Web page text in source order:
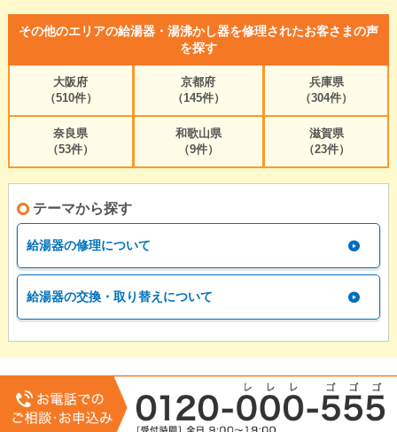
その他のエリアの給湯器・湯沸かし器を修理されたお客さまの声
を探す
大阪府
（510件）
京都府
（145件）
兵庫県
（304件）
奈良県
（53件）
和歌山県
（9件）
滋賀県
（23件）
テーマから探す
給湯器の修理について
給湯器の交換・取り替えについて